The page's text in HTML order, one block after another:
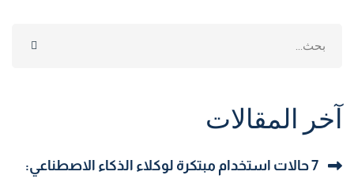
آخر المقالات
7 حالات استخدام مبتكرة لوكلاء الذكاء الاصطناعي: